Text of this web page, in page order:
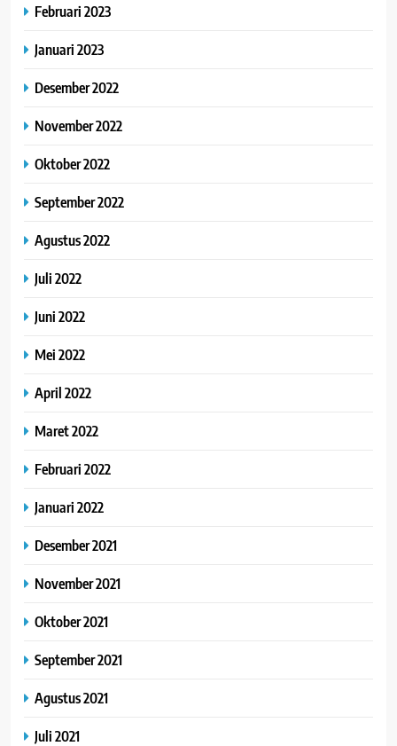
Februari 2023
Januari 2023
Desember 2022
November 2022
Oktober 2022
September 2022
Agustus 2022
Juli 2022
Juni 2022
Mei 2022
April 2022
Maret 2022
Februari 2022
Januari 2022
Desember 2021
November 2021
Oktober 2021
September 2021
Agustus 2021
Juli 2021